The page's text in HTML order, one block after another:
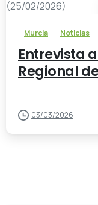
Murcia Noticias
Entrevista
Regional
03/03/2026